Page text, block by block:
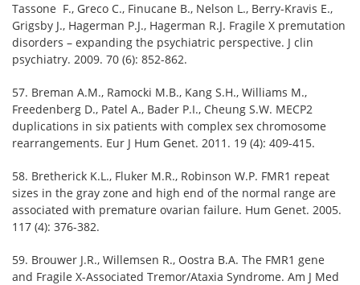
Tassone F., Greco C., Finucane B., Nelson L., Berry-Kravis E.,
Grigsby J., Hagerman P.J., Hagerman R.J. Fragile X premutation
disorders – expanding the psychiatric perspective. J clin
psychiatry. 2009. 70 (6): 852-862.
57. Breman A.M., Ramocki M.B., Kang S.H., Williams M.,
Freedenberg D., Patel A., Bader P.I., Cheung S.W. MECP2
duplications in six patients with complex sex chromosome
rearrangements. Eur J Hum Genet. 2011. 19 (4): 409-415.
58. Bretherick K.L., Fluker M.R., Robinson W.P. FMR1 repeat
sizes in the gray zone and high end of the normal range are
associated with premature ovarian failure. Hum Genet. 2005.
117 (4): 376-382.
59. Brouwer J.R., Willemsen R., Oostra B.A. The FMR1 gene
and Fragile X-Associated Tremor/Ataxia Syndrome. Am J Med